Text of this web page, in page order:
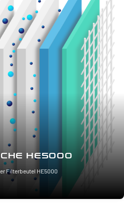
HE5000
Filterbeutel HE5000